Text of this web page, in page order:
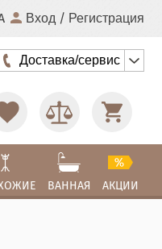
Вход / Регистрация
Доставка/сервис
ВАННАЯ АКЦИИ